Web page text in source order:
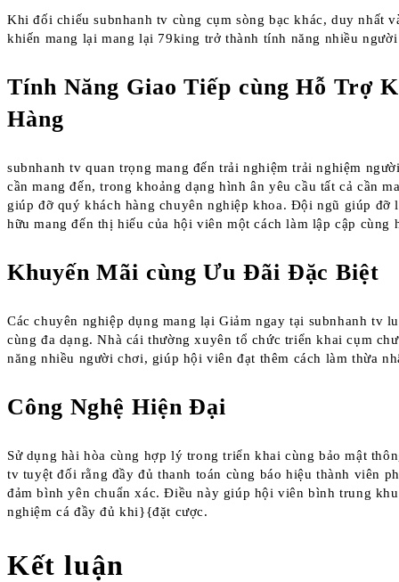
Khi đối chiếu subnhanh tv cùng cụm sòng bạc khác, duy nhất
khiến mang lại mang lại 79king trở thành tính năng nhiều
Tính Năng Giao Tiếp cùng Hỗ Trợ
Hàng
subnhanh tv quan trọng mang đến trải nghiệm trải nghiệm
cần mang đến, trong khoảng dạng hình ân yêu cầu tất cả cần
giúp đỡ quý khách hàng chuyên nghiệp khoa. Đội ngũ giúp đỡ
hữu mang đến thị hiếu của hội viên một cách làm lập cập cùng
Khuyến Mãi cùng Ưu Đãi Đặc Biệt
Các chuyên nghiệp dụng mang lại Giảm ngay tại subnhanh tv
cùng đa dạng. Nhà cái thường xuyên tổ chức triển khai cụm
năng nhiều người chơi, giúp hội viên đạt thêm cách làm thừa
Công Nghệ Hiện Đại
Sử dụng hài hòa cùng hợp lý trong triển khai cùng bảo mật
tv tuyệt đối rằng đầy đủ thanh toán cùng báo hiệu thành viên
đảm bình yên chuẩn xác. Điều này giúp hội viên bình trung
nghiệm cá đầy đủ khi}{đặt cược.
Kết luận